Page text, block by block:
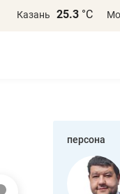
Казань 25.3 °С
персона